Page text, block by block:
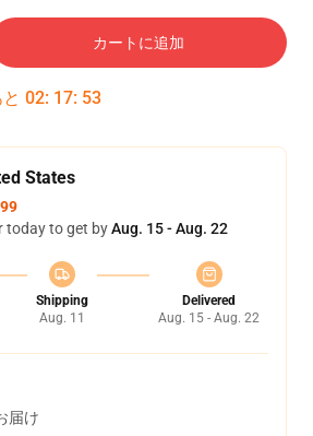
カートに追加
02: 17: 52
States
today to get byAug. 15 - Aug. 22
Shipping
Aug. 11
Delivered
Aug. 15 - Aug. 22
届け